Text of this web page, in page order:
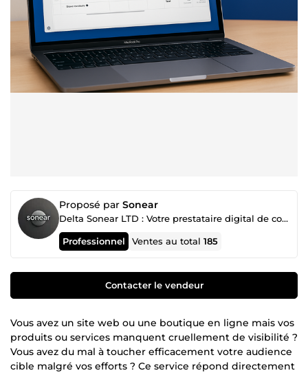
Proposé par Sonear
Delta Sonear LTD : Votre prestataire digital de confiance
Professionnel Ventes au total185
Contacter le vendeur
Vous avez un site web ou une boutique en ligne mais vos
produits ou services manquent cruellement de visibilité ?
Vous avez du mal à toucher efficacement votre audience
cible malgré vos efforts ? Ce service répond directement